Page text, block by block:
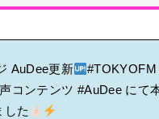
ード新宿店にてBABYMETAL
相互RSS
AuDee更新 #TOKYOFM
コンテンツ #AuDee にて
した